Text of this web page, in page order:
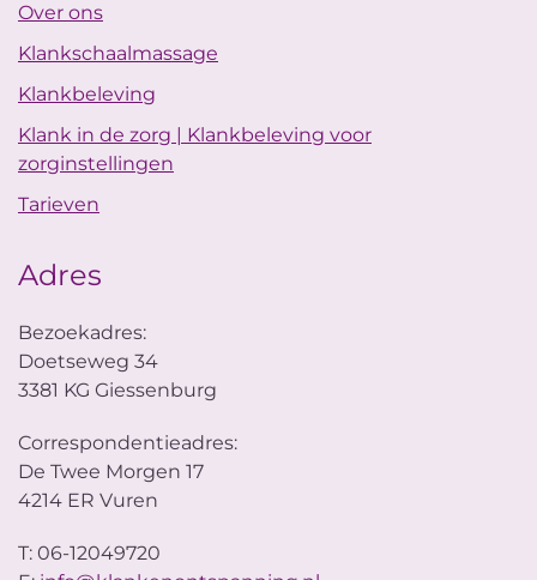
Over ons
Klankschaalmassage
Klankbeleving
Klank in de zorg | Klankbeleving voor
zorginstellingen
Tarieven
Adres
Bezoekadres:
Doetseweg 34
3381 KG Giessenburg
Correspondentieadres:
De Twee Morgen 17
4214 ER Vuren
T: 06-12049720